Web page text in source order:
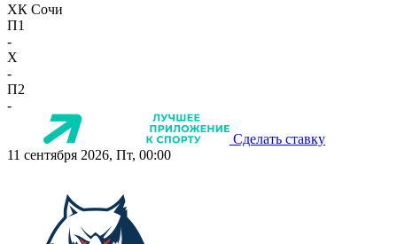
ХК Сочи
П1
-
X
-
П2
-
Сделать ставку
11 сентября 2026, Пт, 00:00